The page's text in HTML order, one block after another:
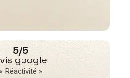
5/5
google
Réactivité »